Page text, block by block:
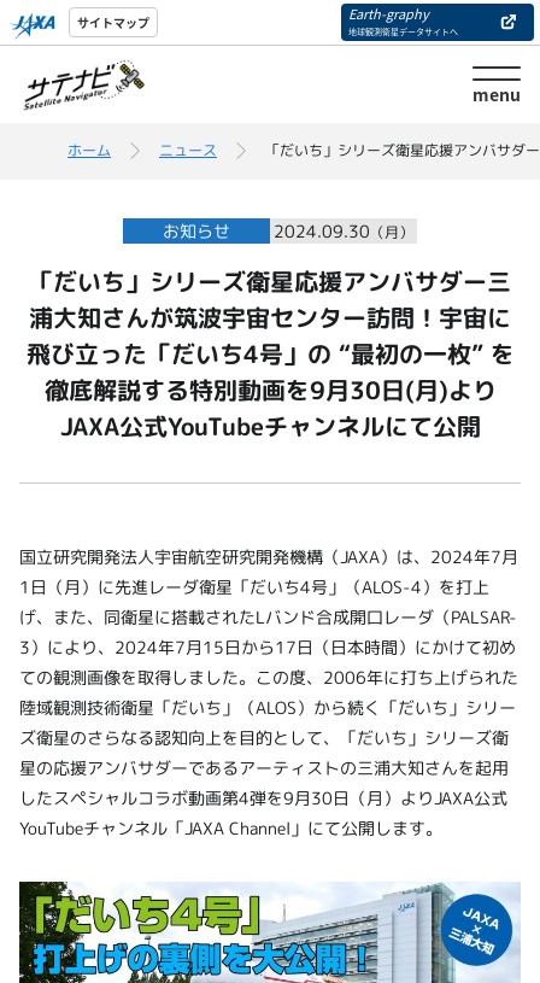
サイトマップ Earth-graphy
地球観測衛星データサイトへ
menu
ホーム ニュース 「だいち」シリーズ衛星応援アンバサダ
お知らせ 2024.09.30 （月）
「だいち」シリーズ衛星応援アンバサダー三
浦大知さんが筑波宇宙センター訪問！宇宙に
飛び立った「だいち4号」の “最初の一枚” を
徹底解説する特別動画を9月30日(月)より
JAXA公式YouTubeチャンネルにて公開
国立研究開発法人宇宙航空研究開発機構（JAXA）は、2024年7月
1日（月）に先進レーダ衛星「だいち4号」（ALOS-4）を打上
げ、また、同衛星に搭載されたLバンド合成開口レーダ（PALSAR-
3）により、2024年7月15日から17日（日本時間）にかけて初め
ての観測画像を取得しました。この度、2006年に打ち上げられた
陸域観測技術衛星「だいち」（ALOS）から続く「だいち」シリー
ズ衛星のさらなる認知向上を目的として、「だいち」シリーズ衛
星の応援アンバサダーであるアーティストの三浦大知さんを起用
したスペシャルコラボ動画第4弾を9月30日（月）よりJAXA公式
YouTubeチャンネル「JAXA Channel」にて公開します。